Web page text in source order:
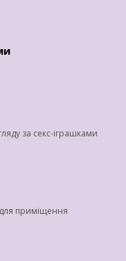
за секс-іграшками
приміщення